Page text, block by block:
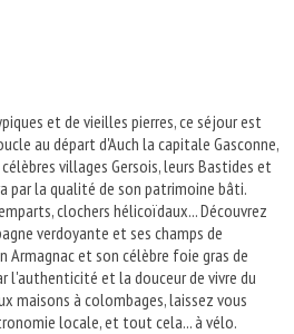
et de vieilles pierres, ce séjour est
au départ d'Auch la capitale Gasconne,
villages Gersois, leurs Bastides et
par la qualité de son patrimoine bâti.
clochers hélicoïdaux... Découvrez
verdoyante et ses champs de
Armagnac et son célèbre foie gras de
l'authenticité et la douceur de vivre du
maisons à colombages, laissez vous
locale, et tout cela... à vélo.